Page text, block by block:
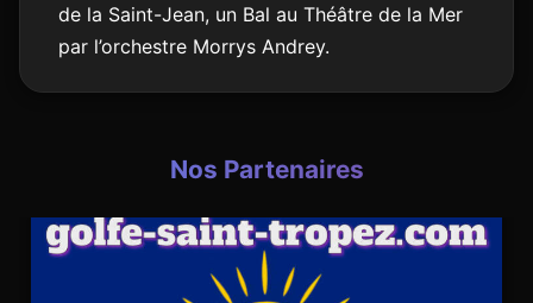
de la Saint-Jean, un Bal au Théâtre de la Mer
par l’orchestre Morrys Andrey.
Nos Partenaires